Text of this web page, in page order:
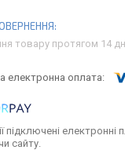
товару протягом 14
підключені
сайту.